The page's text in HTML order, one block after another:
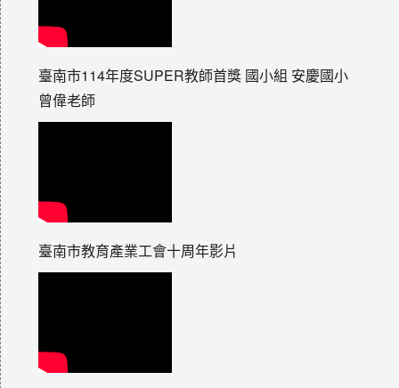
臺南市114年度SUPER教師首獎 國小組 安慶國小
曾偉老師
臺南市教育產業工會十周年影片